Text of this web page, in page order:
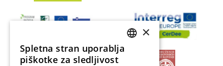
SLOVENIAN
×
Spletna stran uporablja
piškotke za sledljivost